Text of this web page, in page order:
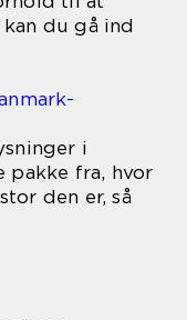
du gå ind
i
pakke fra, hvor
den er, så